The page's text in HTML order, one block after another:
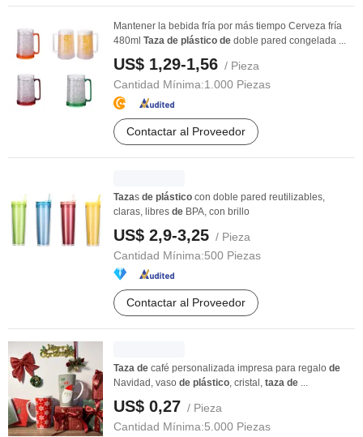
Mantener la bebida fría por más tiempo Cerveza fría
480ml Taza de plástico de doble pared congelada ...
US$ 1,29-1,56 / Pieza
Cantidad Mínima:1.000 Piezas
Contactar al Proveedor
Tazas de plástico con doble pared reutilizables,
claras, libres de BPA, con brillo
US$ 2,9-3,25 / Pieza
Cantidad Mínima:500 Piezas
Contactar al Proveedor
Taza de café personalizada impresa para regalo de
Navidad, vaso de plástico, cristal, taza de ...
US$ 0,27 / Pieza
Cantidad Mínima:5.000 Piezas